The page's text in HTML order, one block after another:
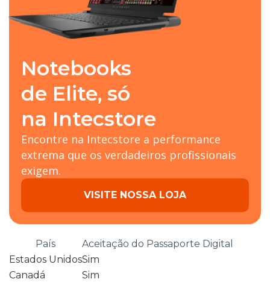
Notebooks
de Elite, só
na Intecstore
Encontre na Intecstore a performance
extrema que os verdadeiros profissionais
exigem.
VISITE NOSSA LOJA
País
Aceitação do Passaporte Digital
Estados UnidosSim
Canadá
Sim